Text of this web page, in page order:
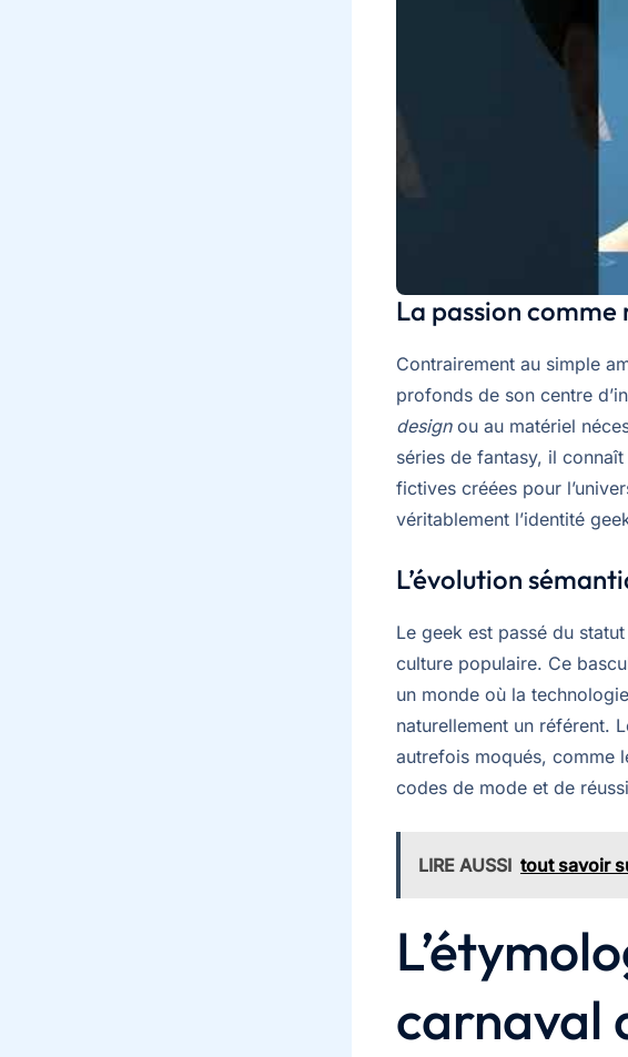
La passion
Contrairement au simple
profonds de son centre
designou au matériel
séries de fantasy, il
fictives créées pour
véritablement l’identité
L’évolution
Le geek est passé du
culture populaire. Ce
un monde où la
naturellement un référent.
autrefois moqués, comme
codes de mode et de
LIRE AUSSI tout savoir
carnaval